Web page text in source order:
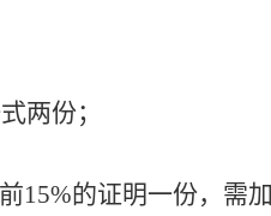
两份；
15%的证明一份，需